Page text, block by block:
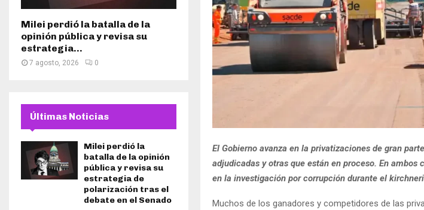
El Gobierno avanza en la privatizaciones de gran
adjudicadas y otras que están en proceso. En
en la investigación por corrupción durante el
Muchos de los ganadores y competidores de las
Milei perdió la batalla de la
opinión pública y revisa su
estrategia...
7 agosto, 2026 0
Últimas Noticias
Milei perdió la
batalla de la opinión
pública y revisa su
estrategia de
polarización tras el
debate en el Senado